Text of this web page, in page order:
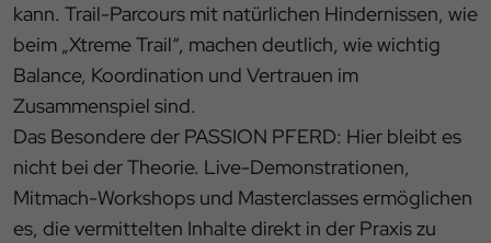
kann. Trail-Parcours mit natürlichen Hindernissen, wie
beim „Xtreme Trail“, machen deutlich, wie wichtig
Balance, Koordination und Vertrauen im
Zusammenspiel sind.
Das Besondere der PASSION PFERD: Hier bleibt es
nicht bei der Theorie. Live-Demonstrationen,
Mitmach-Workshops und Masterclasses ermöglichen
es, die vermittelten Inhalte direkt in der Praxis zu